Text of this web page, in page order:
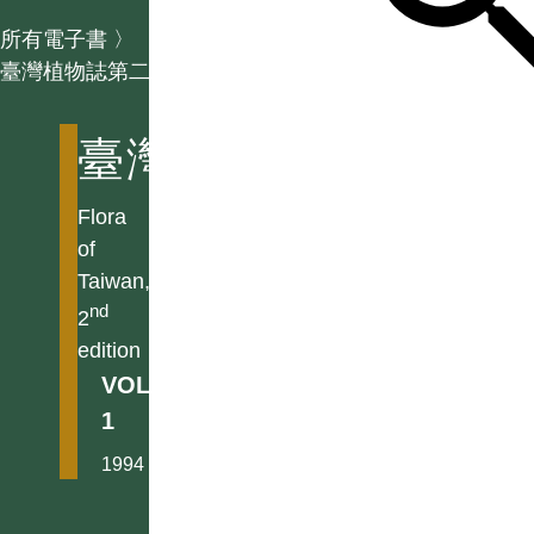
所有電子書 〉
臺灣植物誌第二版
臺灣植物誌第二版
Flora
of
Taiwan,
2nd
edition
VOL.
1
1994